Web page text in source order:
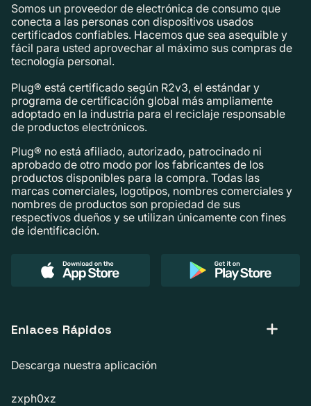
Somos un proveedor de electrónica de consumo que
conecta a las personas con dispositivos usados ​​
certificados confiables. Hacemos que sea asequible y
fácil para usted aprovechar al máximo sus compras de
tecnología personal.
Plug® está certificado según R2v3, el estándar y
programa de certificación global más ampliamente
adoptado en la industria para el reciclaje responsable
de productos electrónicos.
Plug® no está afiliado, autorizado, patrocinado ni
aprobado de otro modo por los fabricantes de los
productos disponibles para la compra. Todas las
marcas comerciales, logotipos, nombres comerciales y
nombres de productos son propiedad de sus
respectivos dueños y se utilizan únicamente con fines
de identificación.
Enlaces Rápidos
Descarga nuestra aplicación
zxph0xz